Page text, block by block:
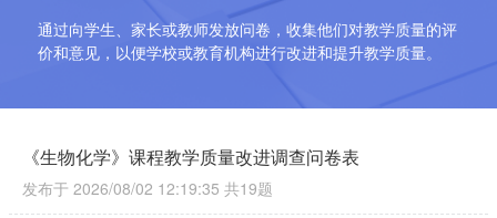
通过向学生、家长或教师发放问卷，收集他们对教学质量的评
价和意见，以便学校或教育机构进行改进和提升教学质量。
《生物化学》课程教学质量改进调查问卷表
发布于 2026/08/02 12:19:35 共19题